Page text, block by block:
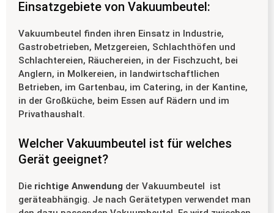
Einsatzgebiete von Vakuumbeutel:
Vakuumbeutel finden ihren Einsatz in Industrie,
Gastrobetrieben, Metzgereien, Schlachthöfen und
Schlachtereien, Räuchereien, in der Fischzucht, bei
Anglern, in Molkereien, in landwirtschaftlichen
Betrieben, im Gartenbau, im Catering, in der Kantine,
in der Großküche, beim Essen auf Rädern und im
Privathaushalt.
Welcher Vakuumbeutel ist für welches
Gerät geeignet?
Die richtige Anwendung der Vakuumbeutel ist
geräteabhängig. Je nach Gerätetypen verwendet man